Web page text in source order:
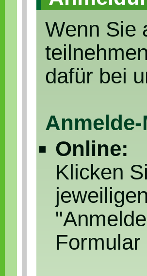
Wenn Sie
dafür bei
Online:
Klicken